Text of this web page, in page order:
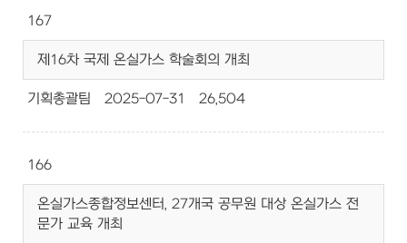
167
제16차 국제 온실가스 학술회의 개최
기획총괄팀 2025-07-31 26,504
166
온실가스종합정보센터, 27개국 공무원 대상 온실가스 전
문가 교육 개최